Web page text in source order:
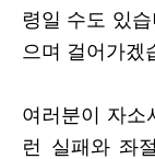
령일 수도 있
으며 걸어가겠
여러분이 자소
런 실패와 좌